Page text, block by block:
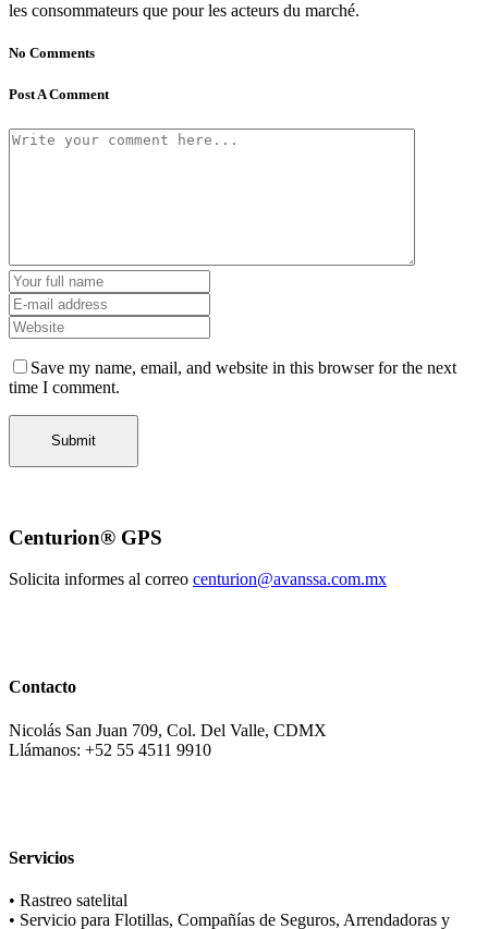
les consommateurs que pour les acteurs du marché.
No Comments
Post A Comment
Save my name, email, and website in this browser for the next
time I comment.
Centurion® GPS
Solicita informes al correo centurion@avanssa.com.mx
Contacto
Nicolás San Juan 709, Col. Del Valle, CDMX
Llámanos: +52 55 4511 9910
Servicios
• Rastreo satelital
• Servicio para Flotillas, Compañías de Seguros, Arrendadoras y